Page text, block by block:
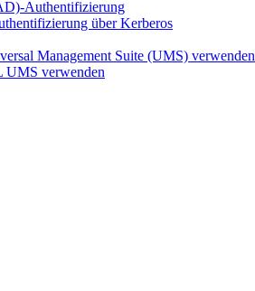
Authentifizierung
über Kerberos
Management Suite (UMS) verwenden
UMS verwenden